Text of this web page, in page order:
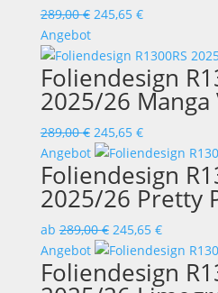
289,00€ Ursprünglicher
war:
289,00 €
245,65 €Aktueller
ist:
245,65 €.
Angebot
Foliendesign
2025/26
289,00€ Ursprünglicher
Preis
war:
289,00 €
245,65 €Aktueller
Preis
ist:
245,65 €.
Angebot
Foliendesign
2025/26 Pretty
ab289,00€ 245,65 €
Angebot
Foliendesign